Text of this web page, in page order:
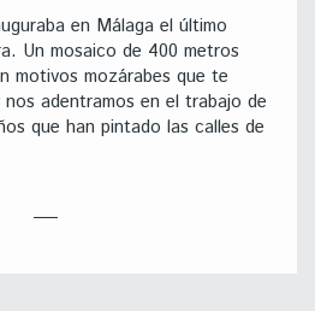
en Málaga el último
Un mosaico de 400 metros
motivos mozárabes que te
adentramos en el trabajo de
que han pintado las calles de